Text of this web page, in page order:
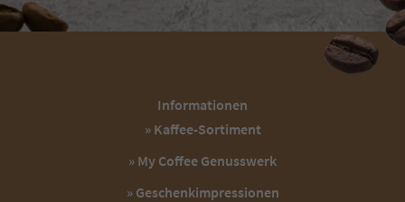
Informationen
» Kaffee-Sortiment
» My Coffee Genusswerk
» Geschenkimpressionen